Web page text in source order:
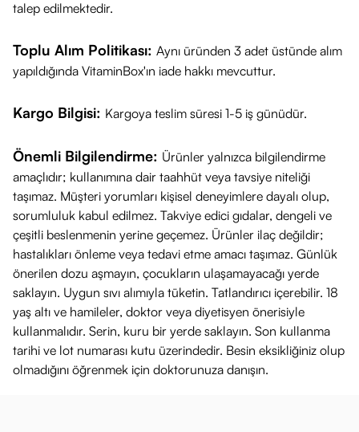
kapsüllük ambalajı ile 1 aylık kullanım sunması.
talep edilmektedir.
Toplu Alım Politikası: Aynı üründen 3 adet üstünde alım
yapıldığında VitaminBox'ın iade hakkı mevcuttur.
Kargo Bilgisi: Kargoya teslim süresi 1-5 iş günüdür.
Önemli Bilgilendirme: Ürünler yalnızca bilgilendirme
amaçlıdır; kullanımına dair taahhüt veya tavsiye niteliği
taşımaz. Müşteri yorumları kişisel deneyimlere dayalı olup,
sorumluluk kabul edilmez. Takviye edici gıdalar, dengeli ve
çeşitli beslenmenin yerine geçemez. Ürünler ilaç değildir;
hastalıkları önleme veya tedavi etme amacı taşımaz. Günlük
önerilen dozu aşmayın, çocukların ulaşamayacağı yerde
saklayın. Uygun sıvı alımıyla tüketin. Tatlandırıcı içerebilir. 18
yaş altı ve hamileler, doktor veya diyetisyen önerisiyle
kullanmalıdır. Serin, kuru bir yerde saklayın. Son kullanma
tarihi ve lot numarası kutu üzerindedir. Besin eksikliğiniz olup
olmadığını öğrenmek için doktorunuza danışın.